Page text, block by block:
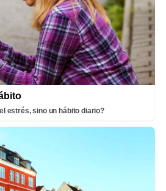
estrés, sino un hábito diario?